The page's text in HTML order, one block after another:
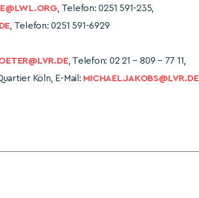
, Telefon: 0251 591-235,
, Telefon: 0251 591-6929
, Telefon: 02 21 – 809 – 77 11,
Köln, E-Mail: MICHAEL.JAKOBS@LVR.DE